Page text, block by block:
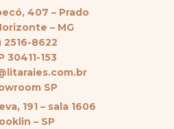
407 – Prado
– MG
2516-8622
30411-153
SP
191 – sala 1606
– SP